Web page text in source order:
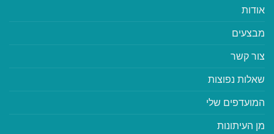
אודות
מבצעים
צור קשר
שאלות נפוצות
המועדפים שלי
מן העיתונות